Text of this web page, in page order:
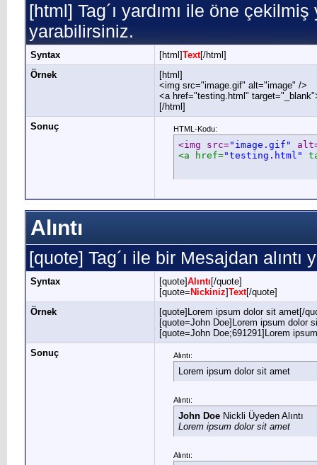
[html] Tag´ı yardımı ile öne
yarabilirsiniz.
Syntax [html]Text[/html]
Örnek
[html]
<img src="image.gif" alt="image" />
<a href="testing.html"
[/html]
Sonuç
HTML-Kodu:
<img src="image.gif"
<a href="testing.html"
Alıntı
[quote] Tag´ı ile bir Mesajdan alıntı
Syntax [quote]Alıntı [/quote]
[quote= Nickiniz]Text[/quote]
Örnek
[quote]Lorem ipsum dolor sit amet[/
[quote=John Doe]Lorem ipsum dolor
[quote=John Doe;691291]Lorem
Sonuç
Alıntı:
Lorem ipsum dolor sit amet
Alıntı:
John Doe Nickli Üyeden Alıntı
Lorem ipsum dolor sit amet
Alıntı: